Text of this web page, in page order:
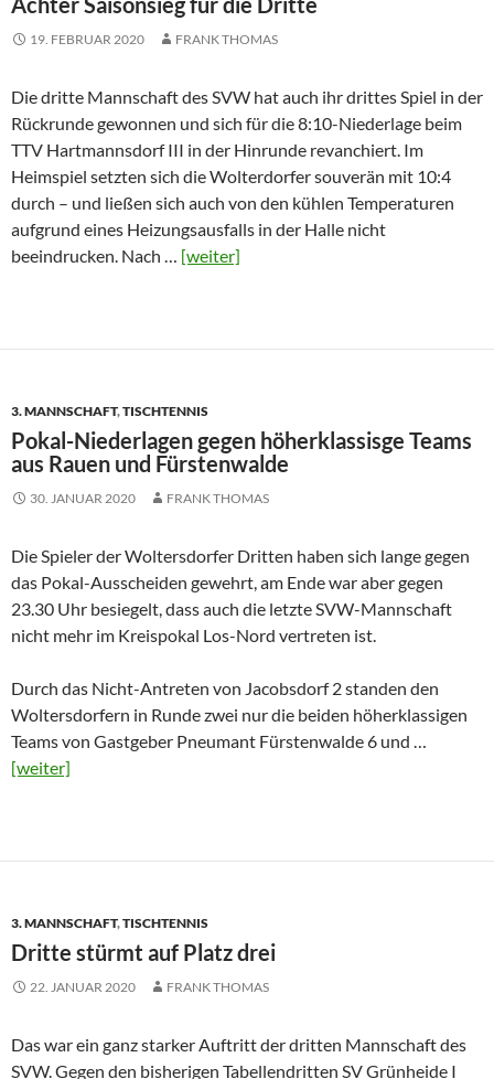
19. FEBRUAR 2020 FRANK THOMAS
Die dritte Mannschaft des SVW hat auch ihr drittes Spiel in der
Rückrunde gewonnen und sich für die 8:10-Niederlage beim
TTV Hartmannsdorf III in der Hinrunde revanchiert. Im
Heimspiel setzten sich die Wolterdorfer souverän mit 10:4
durch – und ließen sich auch von den kühlen Temperaturen
aufgrund eines Heizungsausfalls in der Halle nicht
beeindrucken. Nach … [weiter]
3. MANNSCHAFT,TISCHTENNIS
Pokal-Niederlagen gegen höherklassisge Teams
aus Rauen und Fürstenwalde
30. JANUAR 2020 FRANK THOMAS
Die Spieler der Woltersdorfer Dritten haben sich lange gegen
das Pokal-Ausscheiden gewehrt, am Ende war aber gegen
23.30 Uhr besiegelt, dass auch die letzte SVW-Mannschaft
nicht mehr im Kreispokal Los-Nord vertreten ist.
Durch das Nicht-Antreten von Jacobsdorf 2 standen den
Woltersdorfern in Runde zwei nur die beiden höherklassigen
Teams von Gastgeber Pneumant Fürstenwalde 6 und …
[weiter]
3. MANNSCHAFT,TISCHTENNIS
Dritte stürmt auf Platz drei
22. JANUAR 2020 FRANK THOMAS
Das war ein ganz starker Auftritt der dritten Mannschaft des
SVW. Gegen den bisherigen Tabellendritten SV Grünheide I